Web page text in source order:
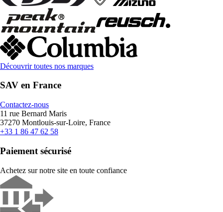
Découvrir toutes nos marques
SAV en France
Contactez-nous
11 rue Bernard Maris
37270 Montlouis-sur-Loire, France
+33 1 86 47 62 58
Paiement sécurisé
Achetez sur notre site en toute confiance